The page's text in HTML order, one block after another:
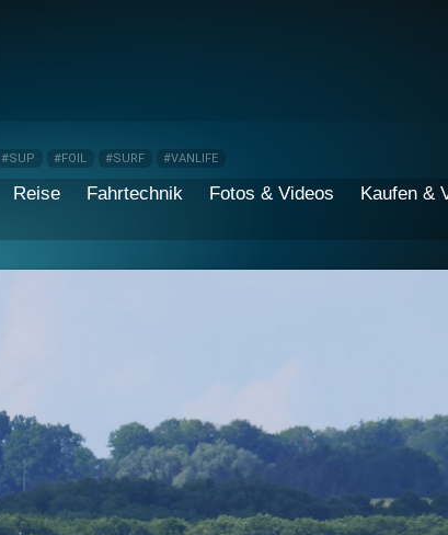
#SUP #FOIL #SURF #VANLIFE
Reise Fahrtechnik Fotos & Videos
Kaufen &